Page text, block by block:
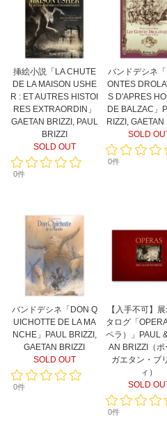
挿絵小説「LA CHUTE
DE LA MAISON USHE
R : ET AUTRES HISTOI
RES EXTRAORDIN」
GAETAN BRIZZI, PAUL
BRIZZI
SOLD OUT
0件
バンドデシネ
ONTES
S D'APRES
DE BALZAC」
RIZZI, GAETAN
SOLD
0件
バンドデシネ「DON Q
UICHOTTE DE LA MA
NCHE」PAUL BRIZZI,
GAETAN BRIZZI
SOLD OUT
0件
【入手不可】
タログ「
ペラ）」PAUL
AN BRIZZI（ポ
ガエタン・ブ
ィ）
SOLD
0件